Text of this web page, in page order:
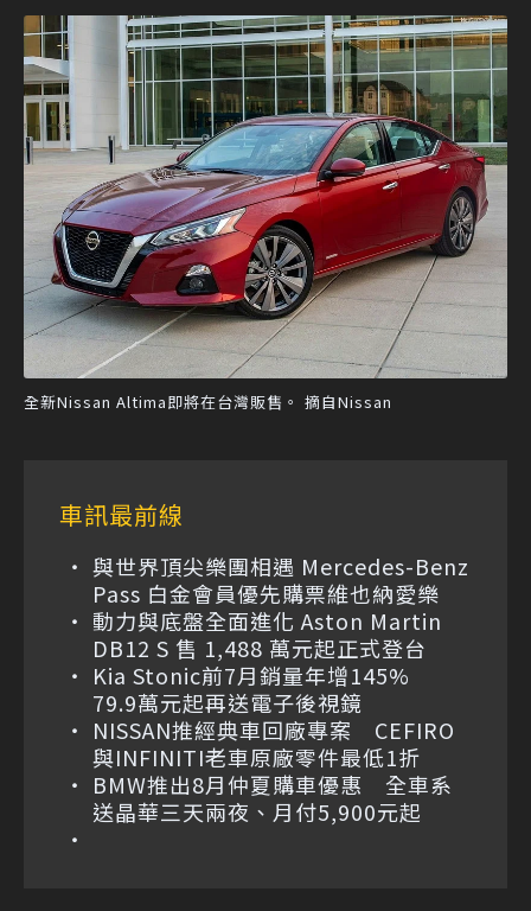
全新Nissan Altima即將在台灣販售。 摘自Nissan
車訊最前線
與世界頂尖樂團相遇 Mercedes-Benz
Pass 白金會員優先購票維也納愛樂
動力與底盤全面進化 Aston Martin
DB12 S 售 1,488 萬元起正式登台
Kia Stonic前7月銷量年增145%
79.9萬元起再送電子後視鏡
NISSAN推經典車回廠專案 CEFIRO
與INFINITI老車原廠零件最低1折
BMW推出8月仲夏購車優惠 全車系
送晶華三天兩夜、月付5,900元起